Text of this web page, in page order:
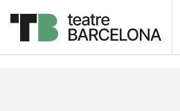
Descripció Fitxa artística